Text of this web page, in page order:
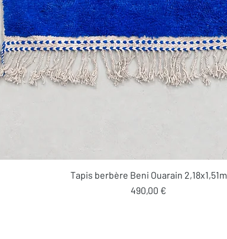
Aperçu rapide
Tapis berbère Beni Ouarain 2,18x1,51m
Prix
490,00 €